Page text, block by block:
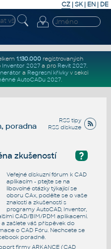
CZ | SK| EN | DE
1.130.000registrovaných
Inventor 2027a pro Revit 2027.
a Regresní křivkyv sekci
AutoCADu 2027.
RSS tipy
RSS diskuze
poradna
?
zkušeností
Veřejné diskuzní fórum k CAD
aplikacím - ptejte se na
libovolné otázky týkající se
oboru CAx, podělte se o vaše
znalosti a zkušenosti s
programy AutoCAD, Inventor,
CAD/BIM/PDM aplikacemi.
zašlete váš příspěvek do
o CAD Fóru. Nechcete se
poradně.
firmy ARKANCE (CAD